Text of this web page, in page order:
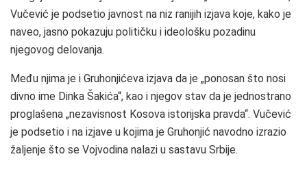
Vučević je podsetio javnost na niz ranijih izjava koje, kako je
naveo, jasno pokazuju političku i ideološku pozadinu
njegovog delovanja.
Među njima je i Gruhonjićeva izjava da je „ponosan što nosi
divno ime Dinka Šakića“, kao i njegov stav da je jednostrano
proglašena „nezavisnost Kosova istorijska pravda“. Vučević
je podsetio i na izjave u kojima je Gruhonjić navodno izrazio
žaljenje što se Vojvodina nalazi u sastavu Srbije.